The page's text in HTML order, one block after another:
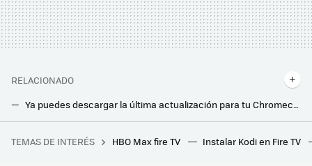
RELACIONADO
Un nuevo malware ha infectado a más de un millón de dispositivos con Android TV, sobre todo TV Boxes
Últimas horas para aprovechar la campaña Viva la Primavera de AliExpress: estas son sus mejores ofertas en tecnología
TEMAS DE INTERÉS HBO Max fire TV Instalar Kodi en Fire TV